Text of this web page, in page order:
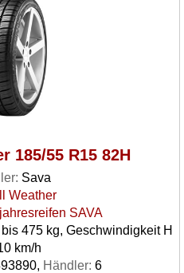
185/55 R15 82H
Sava
Weather
SAVA
475 kg, Geschwindigkeit H
km/h
Händler: 6